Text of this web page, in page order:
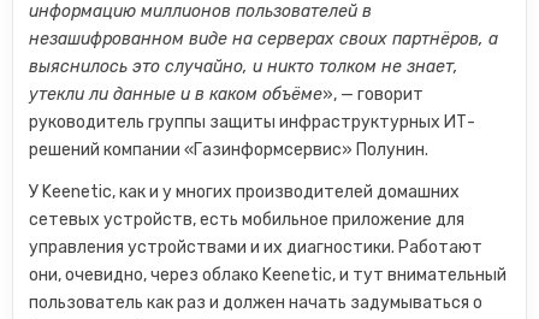
информацию миллионов пользователей в
незашифрованном виде на серверах своих партнёров, а
выяснилось это случайно, и никто толком не знает,
утекли ли данные и в каком объёме», — говорит
руководитель группы защиты инфраструктурных ИТ-
решений компании «Газинформсервис» Полунин.
У Keenetic, как и у многих производителей домашних
сетевых устройств, есть мобильное приложение для
управления устройствами и их диагностики. Работают
они, очевидно, через облако Keenetic, и тут внимательный
пользователь как раз и должен начать задумываться о